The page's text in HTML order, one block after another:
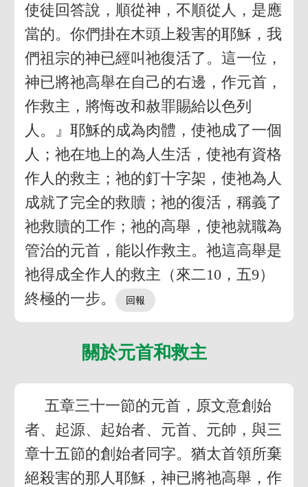
使徒回答說，順從神，不順從人，是應
當的。你們掛在木頭上殺害的耶穌，我
們祖宗的神已經叫祂復活了。這一位，
神已將祂高舉在自己的右邊，作元首，
作救主，將悔改和赦罪賜給以色列
人。』耶穌的成為肉體，使祂成了一個
人；祂在地上的為人生活，使祂有資格
作人的救主；祂的釘十字架，使祂為人
成就了完全的救贖；祂的復活，稱義了
祂救贖的工作；祂的高舉，使祂就職為
管治的元首，能以作救主。祂這高舉是
祂得成全作人的救主（來二10，五9）
終極的一步。
關於元首和救主
五章三十一節的元首，原文意創始
者、起源、起始者、元首、元帥，與三
章十五節的創始者同字。猶太首領所棄
絕殺害的那人耶穌，神已將祂高舉，作